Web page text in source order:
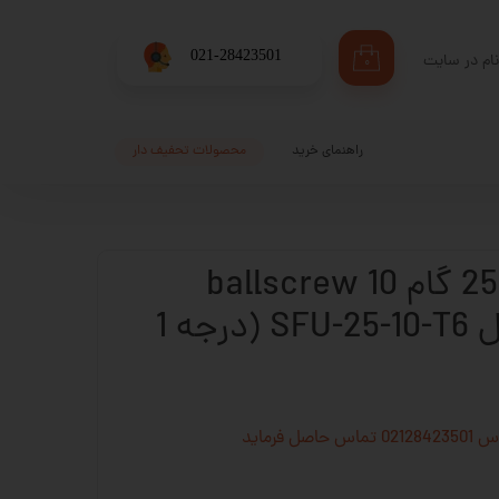
​021-28423501 ۰ در سایت
محصولات تحفیف دار راهنمای خرید
مهره بال اسکرو 25 گام 10 ballscrew
ساخت چین مدل SFU-25-10-T6 (درجه 1